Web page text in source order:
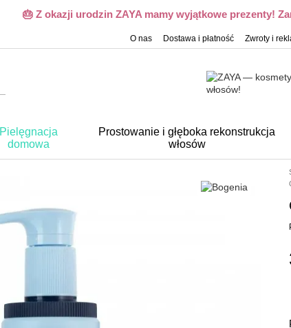
🎂 Z okazji urodzin ZAYA mamy wyjątkowe prezenty!
O nas Dostawa i płatność Zwroty i
Pielęgnacja
domowa
Prostowanie i głęboka rekonstrukcja
włosów